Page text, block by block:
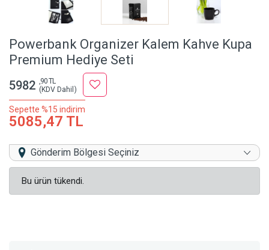
Powerbank Organizer Kalem Kahve Kupa
Premium Hediye Seti
5982 ,90 TL
(KDV Dahil)
Sepette %15 indirim
5085,47 TL
Gönderim Bölgesi Seçiniz
Bu ürün tükendi.